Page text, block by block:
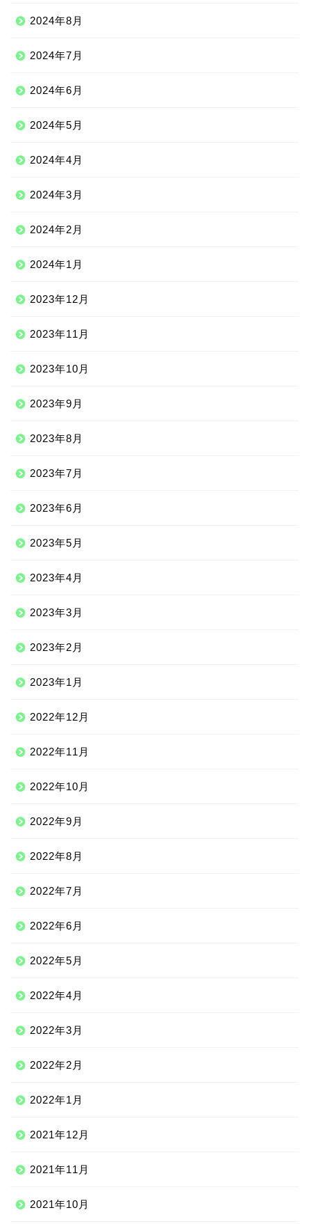
2024年8月
2024年7月
2024年6月
2024年5月
2024年4月
2024年3月
2024年2月
2024年1月
2023年12月
2023年11月
2023年10月
2023年9月
2023年8月
2023年7月
2023年6月
2023年5月
2023年4月
2023年3月
2023年2月
2023年1月
2022年12月
2022年11月
2022年10月
2022年9月
2022年8月
2022年7月
2022年6月
2022年5月
2022年4月
2022年3月
2022年2月
2022年1月
2021年12月
2021年11月
2021年10月